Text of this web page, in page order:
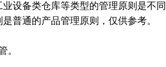
设备类仓库等类型的管理原则是不同
普通的产品管理原则，仅供参考。
。